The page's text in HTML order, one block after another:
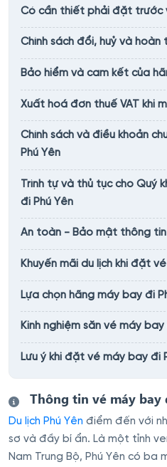
Có cần thiết phải đặt trước
Chính sách đổi, huỷ và
Bảo hiểm và cam kết của
Xuất hoá đơn thuế VAT khi
Chính sách và điều khoản
Phú Yên
Trình tự và thủ tục cho Quý
đi Phú Yên
An toàn - Bảo mật thông tin
Khuyến mãi du lịch khi đặt
Lựa chọn hãng máy bay đi
Kinh nghiệm săn vé máy
Lưu ý khi đặt vé máy bay đi
Thông tin vé máy bay
Du lịch Phú Yên điểm đến với
sơ và đầy bí ẩn. Là một tỉnh
Nam Trung Bộ, Phú Yên có